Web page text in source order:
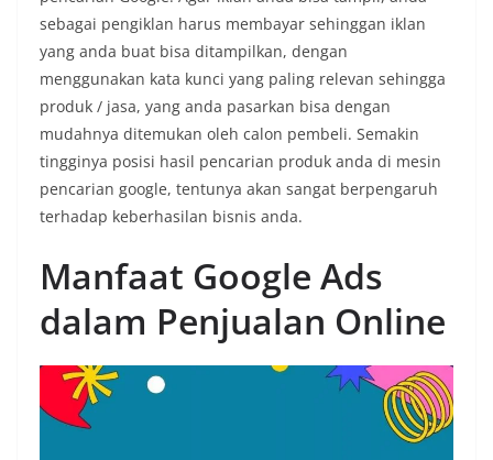
sebagai pengiklan harus membayar sehinggan iklan
yang anda buat bisa ditampilkan, dengan
menggunakan kata kunci yang paling relevan sehingga
produk / jasa, yang anda pasarkan bisa dengan
mudahnya ditemukan oleh calon pembeli. Semakin
tingginya posisi hasil pencarian produk anda di mesin
pencarian google, tentunya akan sangat berpengaruh
terhadap keberhasilan bisnis anda.
Manfaat Google Ads
dalam Penjualan Online